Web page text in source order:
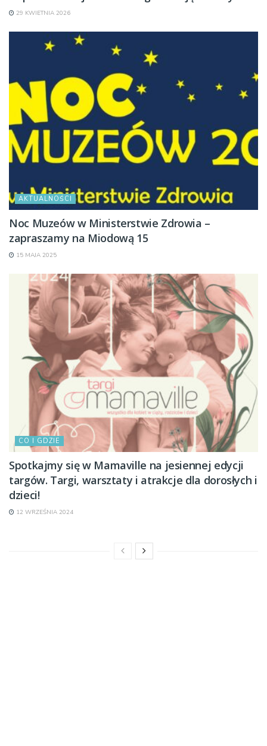
29 KWIETNIA 2026
AKTUALNOŚCI
Noc Muzeów w Ministerstwie Zdrowia –
zapraszamy na Miodową 15
15 MAJA 2025
CO I GDZIE
Spotkajmy się w Mamaville na jesiennej edycji
targów. Targi, warsztaty i atrakcje dla dorosłych i
dzieci!
12 WRZEŚNIA 2024